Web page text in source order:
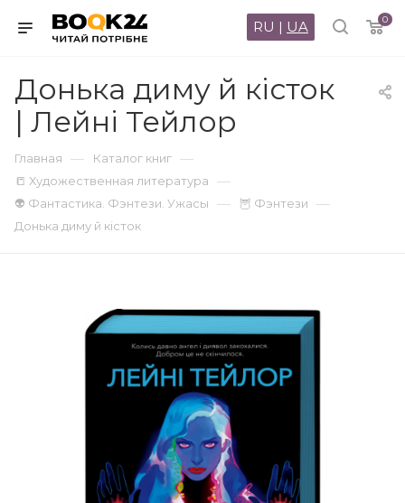
0
RU | UA
Донька диму й кісток
| Лейні Тейлор
Главная — Каталог книг —
📒 Художественная литература —
👽 Фантастика. Фэнтези. Ужасы — 🦉 Фэнтези —
Донька диму й кісток